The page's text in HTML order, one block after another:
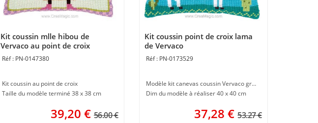
Kit coussin mlle hibou de
Vervaco au point de croix
PN-0147380
Kit coussin au point de croix
Taille du modèle terminé 38 x 38 cm
39,20 € 56.00 €
Kit coussin point de croix lama
de Vervaco
PN-0173529
Modèle kit canevas coussin Vervaco gros trous
Dim du modèle à réaliser 40 x 40 cm
37,28 € 53.27 €